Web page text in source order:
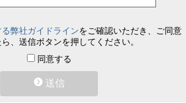
弊社ガイドラインをご確認いただき、ご同意
、送信ボタンを押してください。
同意する
送信